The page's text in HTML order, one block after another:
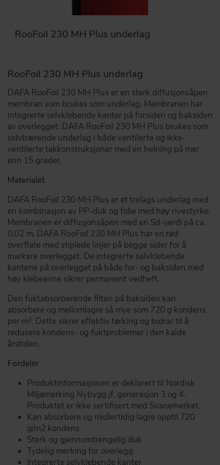
RooFoil 230 MH Plus underlag
RooFoil 230 MH Plus underlag
DAFA RooFoil 230 MH Plus er en sterk diffusjonsåpen
membran som brukes som underlag. Membranen har
integrerte selvklebende kanter på forsiden og baksiden
av overlegget. DAFA RooFoil 230 MH Plus brukes som
selvbærende underlag i både ventilerte og ikke-
ventilerte takkonstruksjoner med en helning på mer
enn 15 grader.
Materialet
DAFA RooFoil 230 MH Plus er et trelags underlag med
en kombinasjon av PP-duk og folie med høy rivestyrke.
Membranen er diffusjonsåpen med en Sd-verdi på ca.
0,02 m. DAFA RooFoil 230 MH Plus har en rød
overflate med stiplede linjer på begge sider for å
markere overlegget. De integrerte selvklebende
kantene på overlegget på både for- og baksiden med
høy klebeevne sikrer permanent vedheft.
Den fuktabsorberende filten på baksiden kan
absorbere og mellomlagre så mye som 720 g kondens
per m². Dette sikrer effektiv tørking og bidrar til å
redusere kondens- og fuktproblemer i den kalde
årstiden.
Fordeler
Produktinformasjonen er deklarert til Nordisk
Miljømerking Nybygg jf. generasjon 3 og 4.
Produktet er ikke sertifisert med Svanemerket.
Kan absorbere og midlertidig lagre opptil 720
g/m2 kondens
Sterk og gjennomtrengelig duk
Tydelig merking for overlegg
Integrerte selvklebende kanter